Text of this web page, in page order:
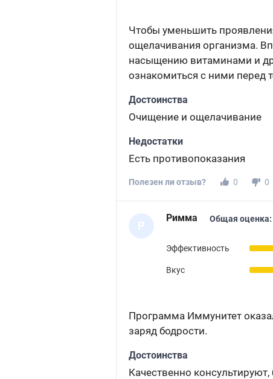
Чтобы уменьшить
ощелачивания организма.
насыщению витаминами и
ознакомиться с ними перед
Достоинства
Очищение и ощелачивание
Недостатки
Есть противопоказания
Полезен ли отзыв? 0 0
Р
Римма Общая оценка:
Эффективность
Вкус
Программа Иммунитет
заряд бодрости.
Достоинства
Качественно